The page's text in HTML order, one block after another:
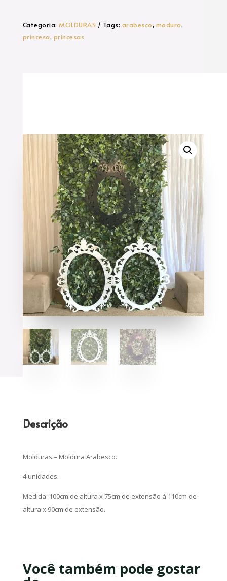
Categoria:MOLDURAS Tags: arabesco, modura,
princesa, princesas
Descrição
Molduras – Moldura Arabesco.
4 unidades.
Medida: 100cm de altura x 75cm de extensão á 110cm de
altura x 90cm de extensão.
Você também pode gostar